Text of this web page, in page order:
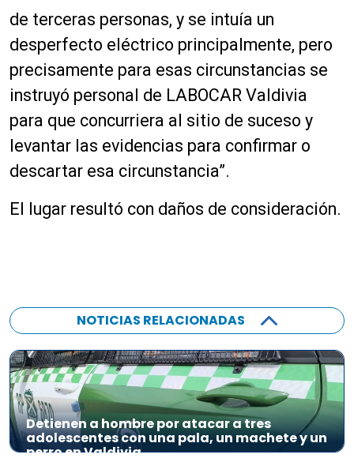
de terceras personas, y se intuía un
desperfecto eléctrico principalmente, pero
precisamente para esas circunstancias se
instruyó personal de LABOCAR Valdivia
para que concurriera al sitio de suceso y
levantar las evidencias para confirmar o
descartar esa circunstancia”.
El lugar resultó con daños de consideración.
NOTICIAS RELACIONADAS
Detienen a hombre por atacar a tres
adolescentes con una pala, un machete y un
perro en Valdivia